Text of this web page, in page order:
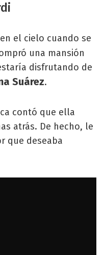
el cielo cuando se
una mansión
disfrutando de
Suárez.
contó que ella
atrás. De hecho, le
que deseaba